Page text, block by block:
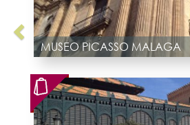
MUSEO PICASSO MALAGA